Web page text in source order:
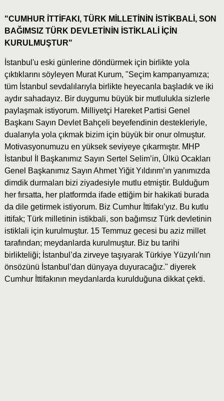
"CUMHUR İTTİFAKI, TÜRK MİLLETİNİN İSTİKBALİ, SON
BAĞIMSIZ TÜRK DEVLETİNİN İSTİKLALİ İÇİN
KURULMUŞTUR"
İstanbul'u eski günlerine döndürmek için birlikte yola
çıktıklarını söyleyen Murat Kurum, "Seçim kampanyamıza;
tüm İstanbul sevdalılarıyla birlikte heyecanla başladık ve iki
aydır sahadayız. Bir duygumu büyük bir mutlulukla sizlerle
paylaşmak istiyorum. Milliyetçi Hareket Partisi Genel
Başkanı Sayın Devlet Bahçeli beyefendinin destekleriyle,
dualarıyla yola çıkmak bizim için büyük bir onur olmuştur.
Motivasyonumuzu en yüksek seviyeye çıkarmıştır. MHP
İstanbul İl Başkanımız Sayın Sertel Selim’in, Ülkü Ocakları
Genel Başkanımız Sayın Ahmet Yiğit Yıldırım’ın yanımızda
dimdik durmaları bizi ziyadesiyle mutlu etmiştir. Bulduğum
her fırsatta, her platformda ifade ettiğim bir hakikati burada
da dile getirmek istiyorum. Biz Cumhur İttifakı’yız. Bu kutlu
ittifak; Türk milletinin istikbali, son bağımsız Türk devletinin
istiklali için kurulmuştur. 15 Temmuz gecesi bu aziz millet
tarafından; meydanlarda kurulmuştur. Biz bu tarihi
birlikteliği; İstanbul’da zirveye taşıyarak Türkiye Yüzyılı’nın
önsözünü İstanbul’dan dünyaya duyuracağız." diyerek
Cumhur İttifakının meydanlarda kurulduğuna dikkat çekti.